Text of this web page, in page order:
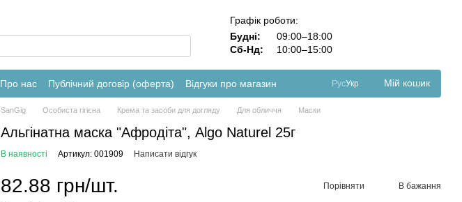
Графік роботи:
Будні:
09:00–18:00
Сб-Нд:
10:00–15:00
Про нас Публічний договір (оферта) Відгуки про магазин РусУкр Мій кошик
SanGig Особиста гігієна Крема та засоби для догляду Для обличчя Маски
Альгінатна маска "Афродіта", Algo Naturel 25г
В наявності Артикул: 001909 Написати відгук
82.88 грн/шт. Порівняти В бажання